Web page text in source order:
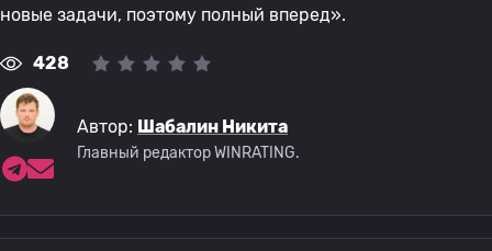
новые задачи, поэтому полный вперед».
428
Автор: Шабалин Никита
Главный редактор WINRATING.